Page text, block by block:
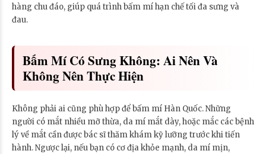
hàng chu đáo, giúp quá trình bấm mí hạn chế tối đa sưng và
đau.
Bấm Mí Có Sưng Không: Ai Nên Và
Không Nên Thực Hiện
Không phải ai cũng phù hợp để bấm mí Hàn Quốc. Những
người có mắt nhiều mỡ thừa, da mí mắt dày, hoặc mắc các bệnh
lý về mắt cần được bác sĩ thăm khám kỹ lưỡng trước khi tiến
hành. Ngược lại, nếu bạn có cơ địa khỏe mạnh, da mí mịn,